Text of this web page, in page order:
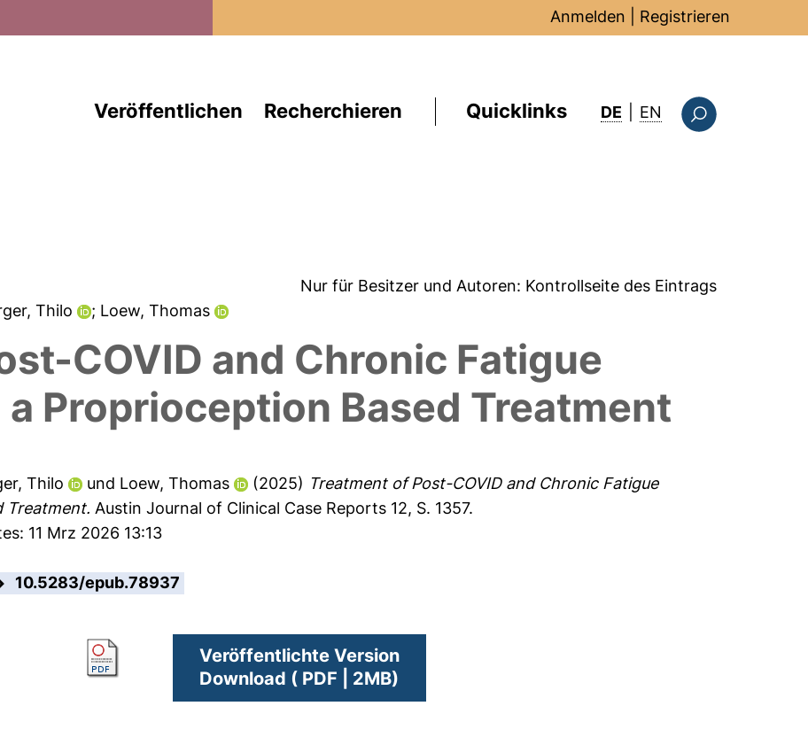
Anmelden Registrieren
Veröffentlichen Recherchieren Quicklinks DE EN : this page in
Nur für Besitzer und Autoren: Kontrollseite des Eintrags
Thilo ; Loew, Thomas
COVID and Chronic Fatigue
Proprioception Based Treatment
Thilo und Loew, Thomas (2025) Treatment of Post-COVID and Chronic Fatigue
Treatment. Austin Journal of Clinical Case Reports 12, S. 1357.
11 Mrz 2026 13:13
10.5283/epub.78937
Veröffentlichte Version
Download ( PDF | 2MB)